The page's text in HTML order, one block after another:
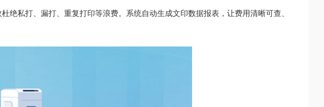
私打、漏打、重复打印等浪费。系统自动生成文印数据报表，让费用清晰可查、